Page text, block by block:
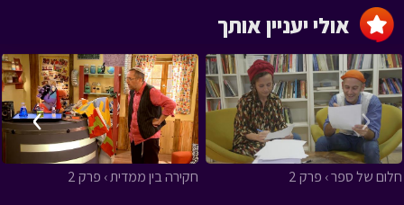
חלום של ספר › פרק 2 חקירה בין ממדית › פרק 2
‹
›